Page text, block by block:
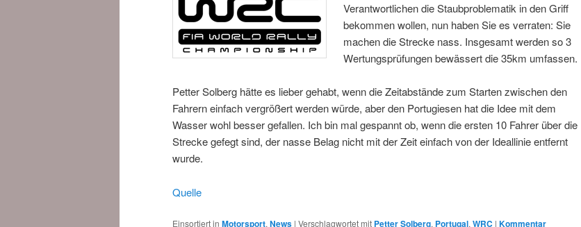
Verantwortlichen die Staubproblematik in den Griff
bekommen wollen, nun haben Sie es verraten: Sie
machen die Strecke nass. Insgesamt werden so 3
Wertungsprüfungen bewässert die 35km umfassen.
Petter Solberg hätte es lieber gehabt, wenn die Zeitabstände zum Starten zwischen den
Fahrern einfach vergrößert werden würde, aber den Portugiesen hat die Idee mit dem
Wasser wohl besser gefallen. Ich bin mal gespannt ob, wenn die ersten 10 Fahrer über die
Strecke gefegt sind, der nasse Belag nicht mit der Zeit einfach von der Ideallinie entfernt
wurde.
Quelle
Einsortiert in Motorsport, News | Verschlagwortet mit Petter Solberg, Portugal, WRC | Kommentar